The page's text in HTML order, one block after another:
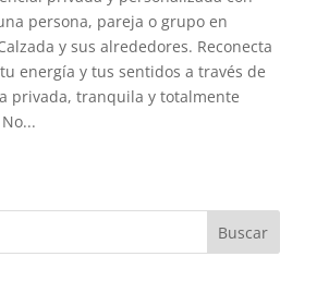
persona, pareja o grupo en
y sus alrededores. Reconecta
energía y tus sentidos a través de
privada, tranquila y totalmente